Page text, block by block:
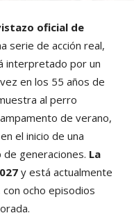
oficial de
serie de acción real,
interpretado por un
en los 55 años de
al perro
de verano,
el inicio de una
generaciones. La
y está actualmente
ocho episodios